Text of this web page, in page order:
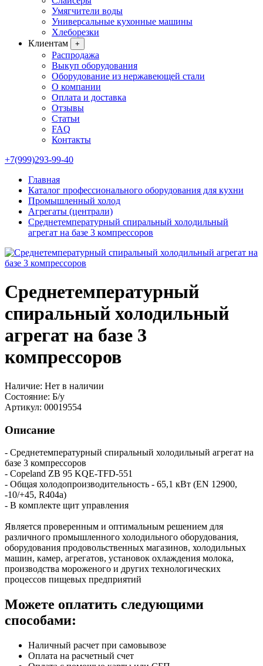
Умягчители воды
Универсальные кухонные машины
Хлеборезки
Клиентам
+
Распродажа
Выкуп оборудования
Оборудование из нержавеющей стали
О компании
Оплата и доставка
Отзывы
Статьи
FAQ
Контакты
+7(999)293-99-40
Главная
Каталог профессионального оборудования для кухни
Промышленный холод
Агрегаты (централи)
Среднетемпературный спиральный холодильный
агрегат на базе 3 компрессоров
Среднетемпературный
спиральный холодильный
агрегат на базе 3
компрессоров
Наличие: Нет в наличии
Состояние: Б/у
Артикул: 00019554
Описание
- Среднетемпературный спиральный холодильный агрегат на
базе 3 компрессоров
- Copeland ZB 95 KQE-TFD-551
- Общая холодопроизводительность - 65,1 кВт (EN 12900,
-10/+45, R404a)
- В комплекте щит управления
Является проверенным и оптимальным решением для
различного промышленного холодильного оборудования,
оборудования продовольственных магазинов, холодильных
машин, камер, агрегатов, установок охлаждения молока,
производства мороженого и других технологических
процессов пищевых предприятий
Можете оплатить следующими
способами:
Наличный расчет при самовывозе
Оплата на расчетный счет